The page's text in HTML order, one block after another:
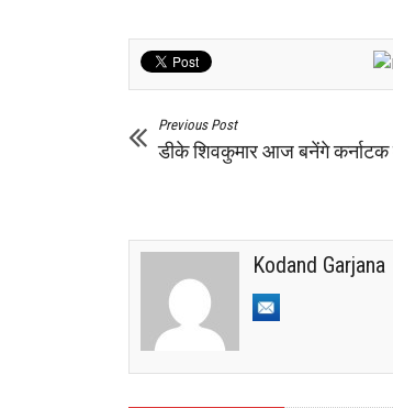
Previous Post
डीके शिवकुमार आज बनेंगे कर्नाटक
Kodand Garjana